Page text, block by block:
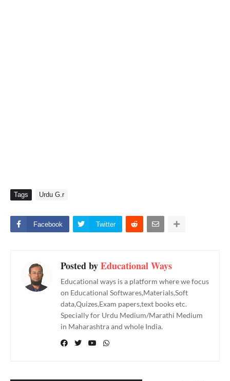
Tags Urdu G.r
Facebook Twitter
Posted byEducational Ways
Educational ways is a platform where we focus
on Educational Softwares,Materials,Soft
data,Quizes,Exam papers,text books etc.
Specially for Urdu Medium/Marathi Medium
in Maharashtra and whole India.